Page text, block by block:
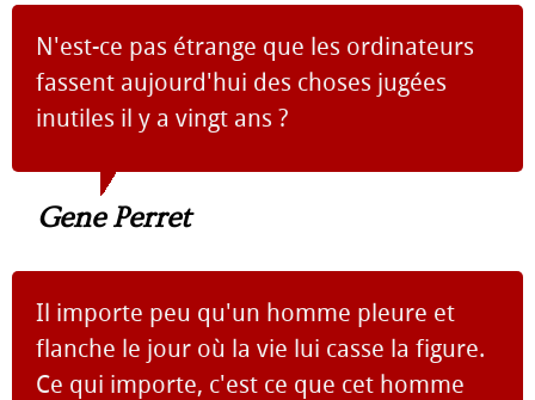
N'est-ce pas étrange que les ordinateurs
fassent aujourd'hui des choses jugées
inutiles il y a vingt ans ?
Gene Perret
Il importe peu qu'un homme pleure et
flanche le jour où la vie lui casse la figure.
Ce qui importe, c'est ce que cet homme